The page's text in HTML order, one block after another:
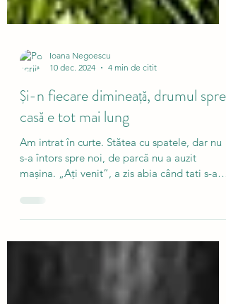
Ioana Negoescu
10 dec. 2024
4 min de citit
Și-n fiecare dimineață, drumul spre
casă e tot mai lung
Am intrat în curte. Stătea cu spatele, dar nu
mașina. „Ați venit”, a zis abia când tati s-a
dus...